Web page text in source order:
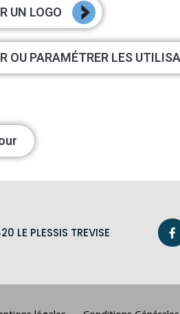
UN LOGO
OU PARAMÉTRER LES
PLESSIS TREVISE